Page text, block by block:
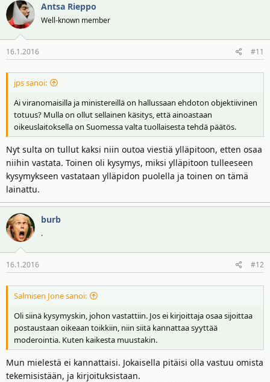
Antsa Rieppo
Well-known member
16.1.2016 #11
jps sanoi:
Ai viranomaisilla ja ministereillä on hallussaan ehdoton objektiivinen
totuus? Mulla on ollut sellainen käsitys, että ainoastaan
oikeuslaitoksella on Suomessa valta tuollaisesta tehdä päätös.
Nyt sulta on tullut kaksi niin outoa viestiä ylläpitoon, etten osaa
niihin vastata. Toinen oli kysymys, miksi ylläpitoon tulleeseen
kysymykseen vastataan ylläpidon puolella ja toinen on tämä
lainattu.
burb
.
16.1.2016 #12
Salmisen Jone sanoi:
Oli siinä kysymyskin, johon vastattiin. Jos ei kirjoittaja osaa sijoittaa
postaustaan oikeaan toikkiin, niin siitä kannattaa syyttää
moderointia. Kuten kaikesta muustakin.
Mun mielestä ei kannattaisi. Jokaisella pitäisi olla vastuu omista
tekemisistään, ja kirjoituksistaan.